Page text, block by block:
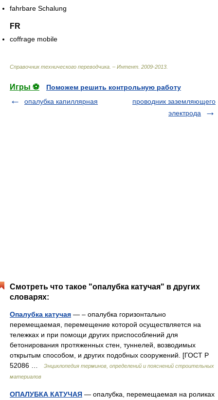
fahrbare Schalung
FR
coffrage mobile
Справочник технического переводчика. – Интент 2009-2013
Игры ⚽
Поможем решить контрольную работу
опалубка капиллярная
проводник заземляющего
электрода
Смотреть что такое "опалубка катучая" в других
словарях:
Опалубка катучая — – опалубка горизонтально
перемещаемая, перемещение которой осуществляется на
тележках и при помощи других приспособлений для
бетонирования протяженных стен, туннелей, возводимых
открытым способом, и других подобных сооружений. [ГОСТ Р
52086 …
Энциклопедия терминов, определений и пояснений строительных
материалов
ОПАЛУБКА КАТУЧАЯ — опалубка, перемещаемая на роликах